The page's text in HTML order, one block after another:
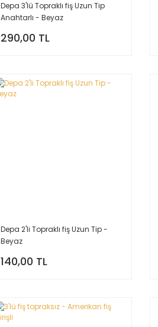
Depa 3'lü Topraklı fiş Uzun Tip
Anahtarlı - Beyaz
290,00 TL
Depa 2'li Topraklı fiş Uzun Tip -
Beyaz
140,00 TL